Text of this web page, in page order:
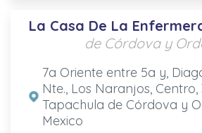
La Casa De La
de Córdova y
7a Oriente entre 5a y,
Nte., Los Naranjos, Centro,
Tapachula de Córdova y
Mexico